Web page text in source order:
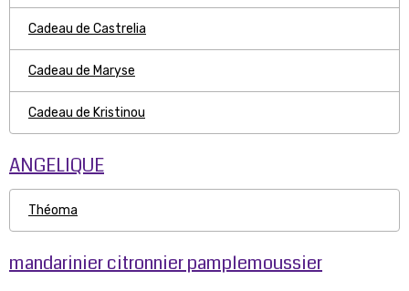
Cadeau de Castrelia
Cadeau de Maryse
Cadeau de Kristinou
ANGELIQUE
Théoma
mandarinier citronnier pamplemoussier